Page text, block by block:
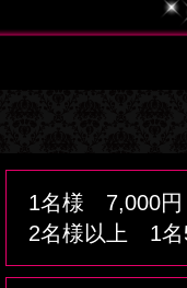
1名様 7,000円
2名様以上 1名